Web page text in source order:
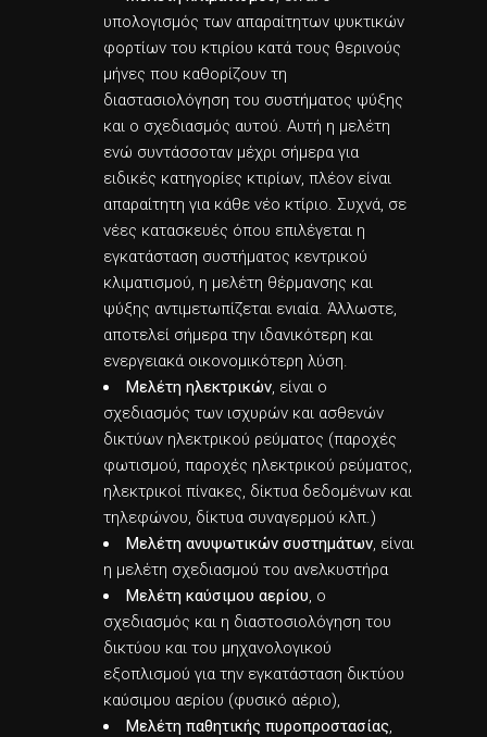
υπολογισμός των απαραίτητων ψυκτικών
φορτίων του κτιρίου κατά τους θερινούς
μήνες που καθορίζουν τη
διαστασιολόγηση του συστήματος ψύξης
και ο σχεδιασμός αυτού. Αυτή η μελέτη
ενώ συντάσσοταν μέχρι σήμερα για
ειδικές κατηγορίες κτιρίων, πλέον είναι
απαραίτητη για κάθε νέο κτίριο. Συχνά, σε
νέες κατασκευές όπου επιλέγεται η
εγκατάσταση συστήματος κεντρικού
κλιματισμού, η μελέτη θέρμανσης και
ψύξης αντιμετωπίζεται ενιαία. Άλλωστε,
αποτελεί σήμερα την ιδανικότερη και
ενεργειακά οικονομικότερη λύση.
Μελέτη ηλεκτρικών, είναι ο
σχεδιασμός των ισχυρών και ασθενών
δικτύων ηλεκτρικού ρεύματος (παροχές
φωτισμού, παροχές ηλεκτρικού ρεύματος,
ηλεκτρικοί πίνακες, δίκτυα δεδομένων και
τηλεφώνου, δίκτυα συναγερμού κλπ.)
Μελέτη ανυψωτικών συστημάτων, είναι
η μελέτη σχεδιασμού του ανελκυστήρα
Μελέτη καύσιμου αερίου, ο
σχεδιασμός και η διαστοσιολόγηση του
δικτύου και του μηχανολογικού
εξοπλισμού για την εγκατάσταση δικτύου
καύσιμου αερίου (φυσικό αέριο),
Μελέτη παθητικής πυροπροστασίας,